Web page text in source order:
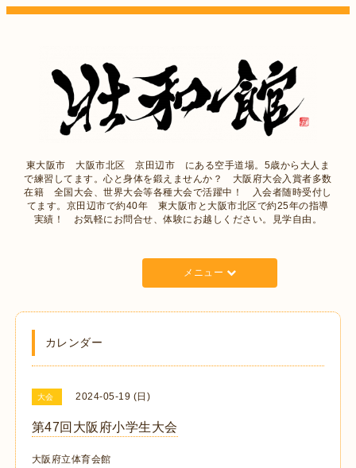
東大阪市 大阪市北区 京田辺市 にある空手道場。5歳から大人ま
で練習してます。心と身体を鍛えませんか？ 大阪府大会入賞者多数
在籍 全国大会、世界大会等各種大会で活躍中！ 入会者随時受付し
てます。京田辺市で約40年 東大阪市と大阪市北区で約25年の指導
実績！ お気軽にお問合せ、体験にお越しください。見学自由。
メニュー
カレンダー
大会 2024-05-19 (日)
第47回大阪府小学生大会
大阪府立体育会館